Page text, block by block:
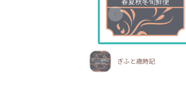
ぎふと歳時記